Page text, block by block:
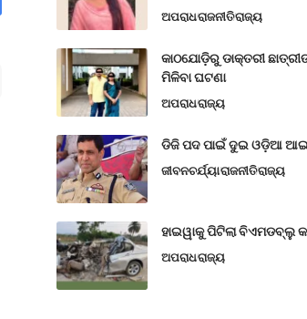
ଅପରାଧରାଜନୀତିରାଜ୍ୟ
କାଠଯୋଡ଼ିରୁ ଡାକ୍ତରୀ
ମିଳିବା ଘଟଣା
ଅପରାଧରାଜ୍ୟ
ଡିଜି ପଦ ପାଇଁ ଦୁଇ ଓଡ଼ିଆ
ଜୀବନଚର୍ଯ୍ୟାରାଜନୀତିରାଜ୍ୟ
ହାଇୱାକୁ ପିଟିଲା ବିଏମଡବ୍ଲୁ
ଅପରାଧରାଜ୍ୟ